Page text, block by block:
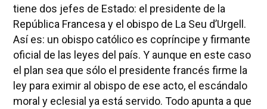
tiene dos jefes de Estado: el presidente de la
República Francesa y el obispo de La Seu d’Urgell.
Así es: un obispo católico es copríncipe y firmante
oficial de las leyes del país. Y aunque en este caso
el plan sea que sólo el presidente francés firme la
ley para eximir al obispo de ese acto, el escándalo
moral y eclesial ya está servido. Todo apunta a que